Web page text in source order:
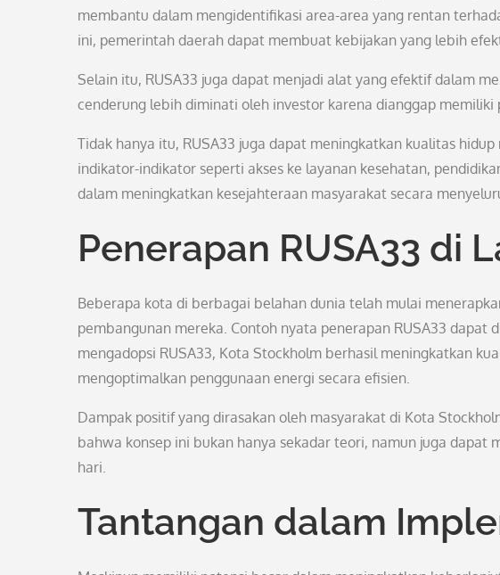
membantu dalam mengidentifikasi area-area yang rentan
ini, pemerintah daerah dapat membuat kebijakan yang lebih
Selain itu, RUSA33 juga dapat menjadi alat yang efektif dalam
cenderung lebih diminati oleh investor karena dianggap
Tidak hanya itu, RUSA33 juga dapat meningkatkan kualitas
indikator-indikator seperti akses ke layanan kesehatan,
dalam meningkatkan kesejahteraan masyarakat secara
Penerapan RUSA33 di
Beberapa kota di berbagai belahan dunia telah mulai
pembangunan mereka. Contoh nyata penerapan RUSA33 dapat
mengadopsi RUSA33, Kota Stockholm berhasil meningkatkan
mengoptimalkan penggunaan energi secara efisien.
Dampak positif yang dirasakan oleh masyarakat di Kota
bahwa konsep ini bukan hanya sekadar teori, namun juga
hari.
Tantangan dalam